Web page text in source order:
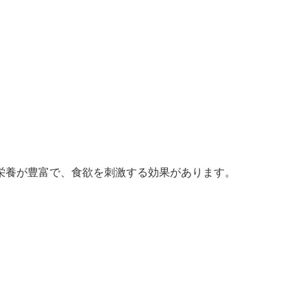
が豊富で、食欲を刺激する効果があります。